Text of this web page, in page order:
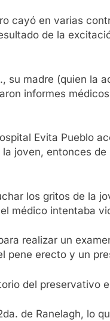
cayó en varias
de la
madre (quien la
informes
Evita Pueblo
joven, entonces
los gritos de la
médico intentaba
realizar un
erecto y un
del preservativo
de Ranelagh, lo